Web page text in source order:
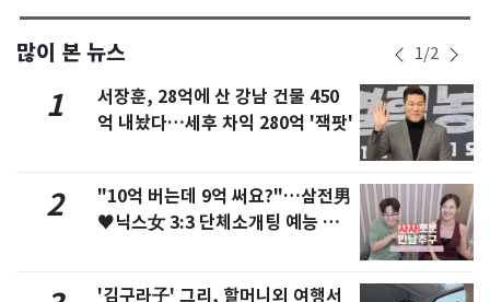
많이 본 뉴스 1/2
1
서장훈, 28억에 산 강남 건물 450
억 내놨다…세후 차익 280억 '잭팟'
2
"10억 버는데 9억 써요?"…삼전男
♥닉스女 3:3 단체소개팅 예능 화
'김구라子' 그리, 할머니외 여행서